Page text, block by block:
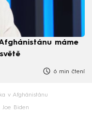
máme
6 min čtení
v Afghánistánu
Joe Biden